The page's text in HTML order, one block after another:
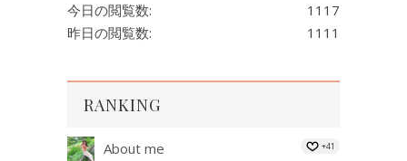
1117
今日の閲覧数:
1111
昨日の閲覧数:
RANKING
About me +41